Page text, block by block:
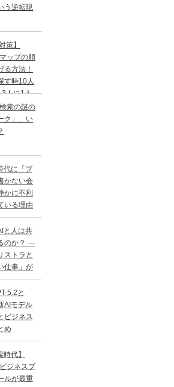
う逆転現
策】
ップの順
る方法！
す時10人
3人に1人
すか？
索の謎の
ク」、い
代に「ブ
かない会
かに不利
いる理由
と人は共
のか？ ―
ストラと
仕事」が
5.2と
AIモデル
ビジネス
め
時代】
ジネスプ
ルが最重